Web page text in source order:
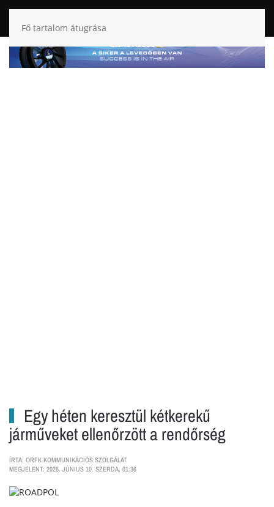
Fő tartalom átugrása
Egy héten keresztül kétkerekű
járműveket ellenőrzött a rendőrség
ÍRTA: ORFK KOMMUNIKÁCIÓS SZOLGÁLAT
MEGJELENT: 2026. JÚNIUS 10. SZERDA, 01:36